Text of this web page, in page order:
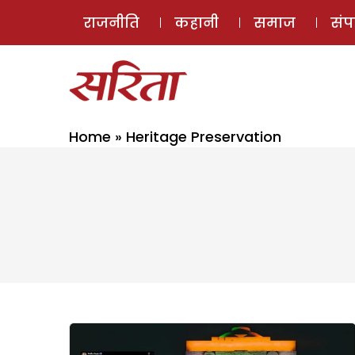
राजनीति कहानी समाज
Home » Heritage Preservation